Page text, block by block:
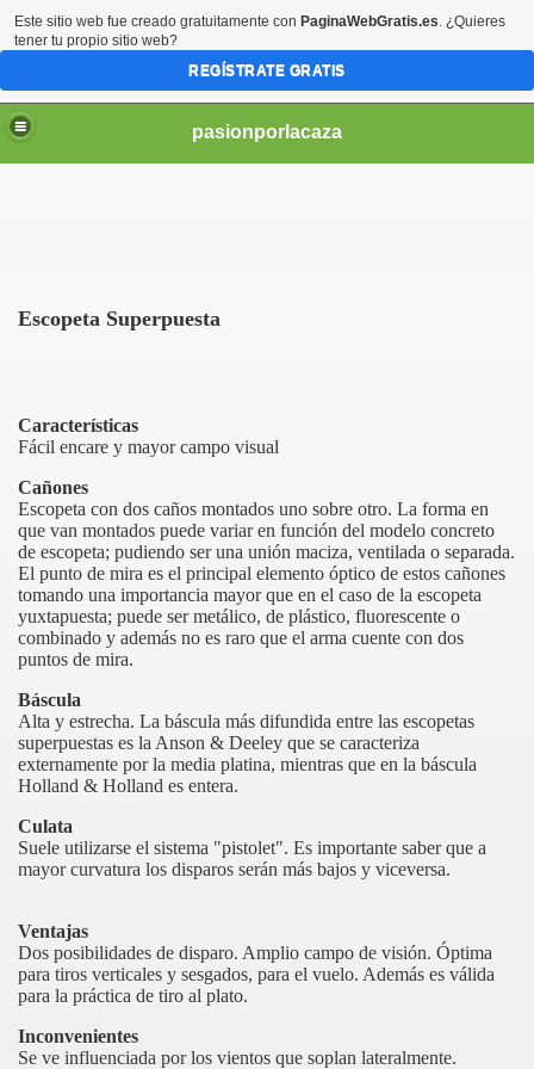
pasionporlacaza
Escopeta Superpuesta
Características
Fácil encare y mayor campo visual
Cañones
Escopeta con dos caños montados uno sobre otro. La forma en
que van montados puede variar en función del modelo concreto
de escopeta; pudiendo ser una unión maciza, ventilada o separada.
El punto de mira es el principal elemento óptico de estos cañones
tomando una importancia mayor que en el caso de la escopeta
yuxtapuesta; puede ser metálico, de plástico, fluorescente o
combinado y además no es raro que el arma cuente con dos
puntos de mira.
Báscula
Alta y estrecha. La báscula más difundida entre las escopetas
superpuestas es la Anson & Deeley que se caracteriza
externamente por la media platina, mientras que en la báscula
Holland & Holland es entera.
Culata
Suele utilizarse el sistema "pistolet". Es importante saber que a
mayor curvatura los disparos serán más bajos y viceversa.
Ventajas
Dos posibilidades de disparo. Amplio campo de visión. Óptima
para tiros verticales y sesgados, para el vuelo. Además es válida
para la práctica de tiro al plato.
Inconvenientes
Se ve influenciada por los vientos que soplan lateralmente.
Este sitio web fue creado gratuitamente con PaginaWebGratis.es. ¿Quieres
tener tu propio sitio web?
REGÍSTRATE GRATIS